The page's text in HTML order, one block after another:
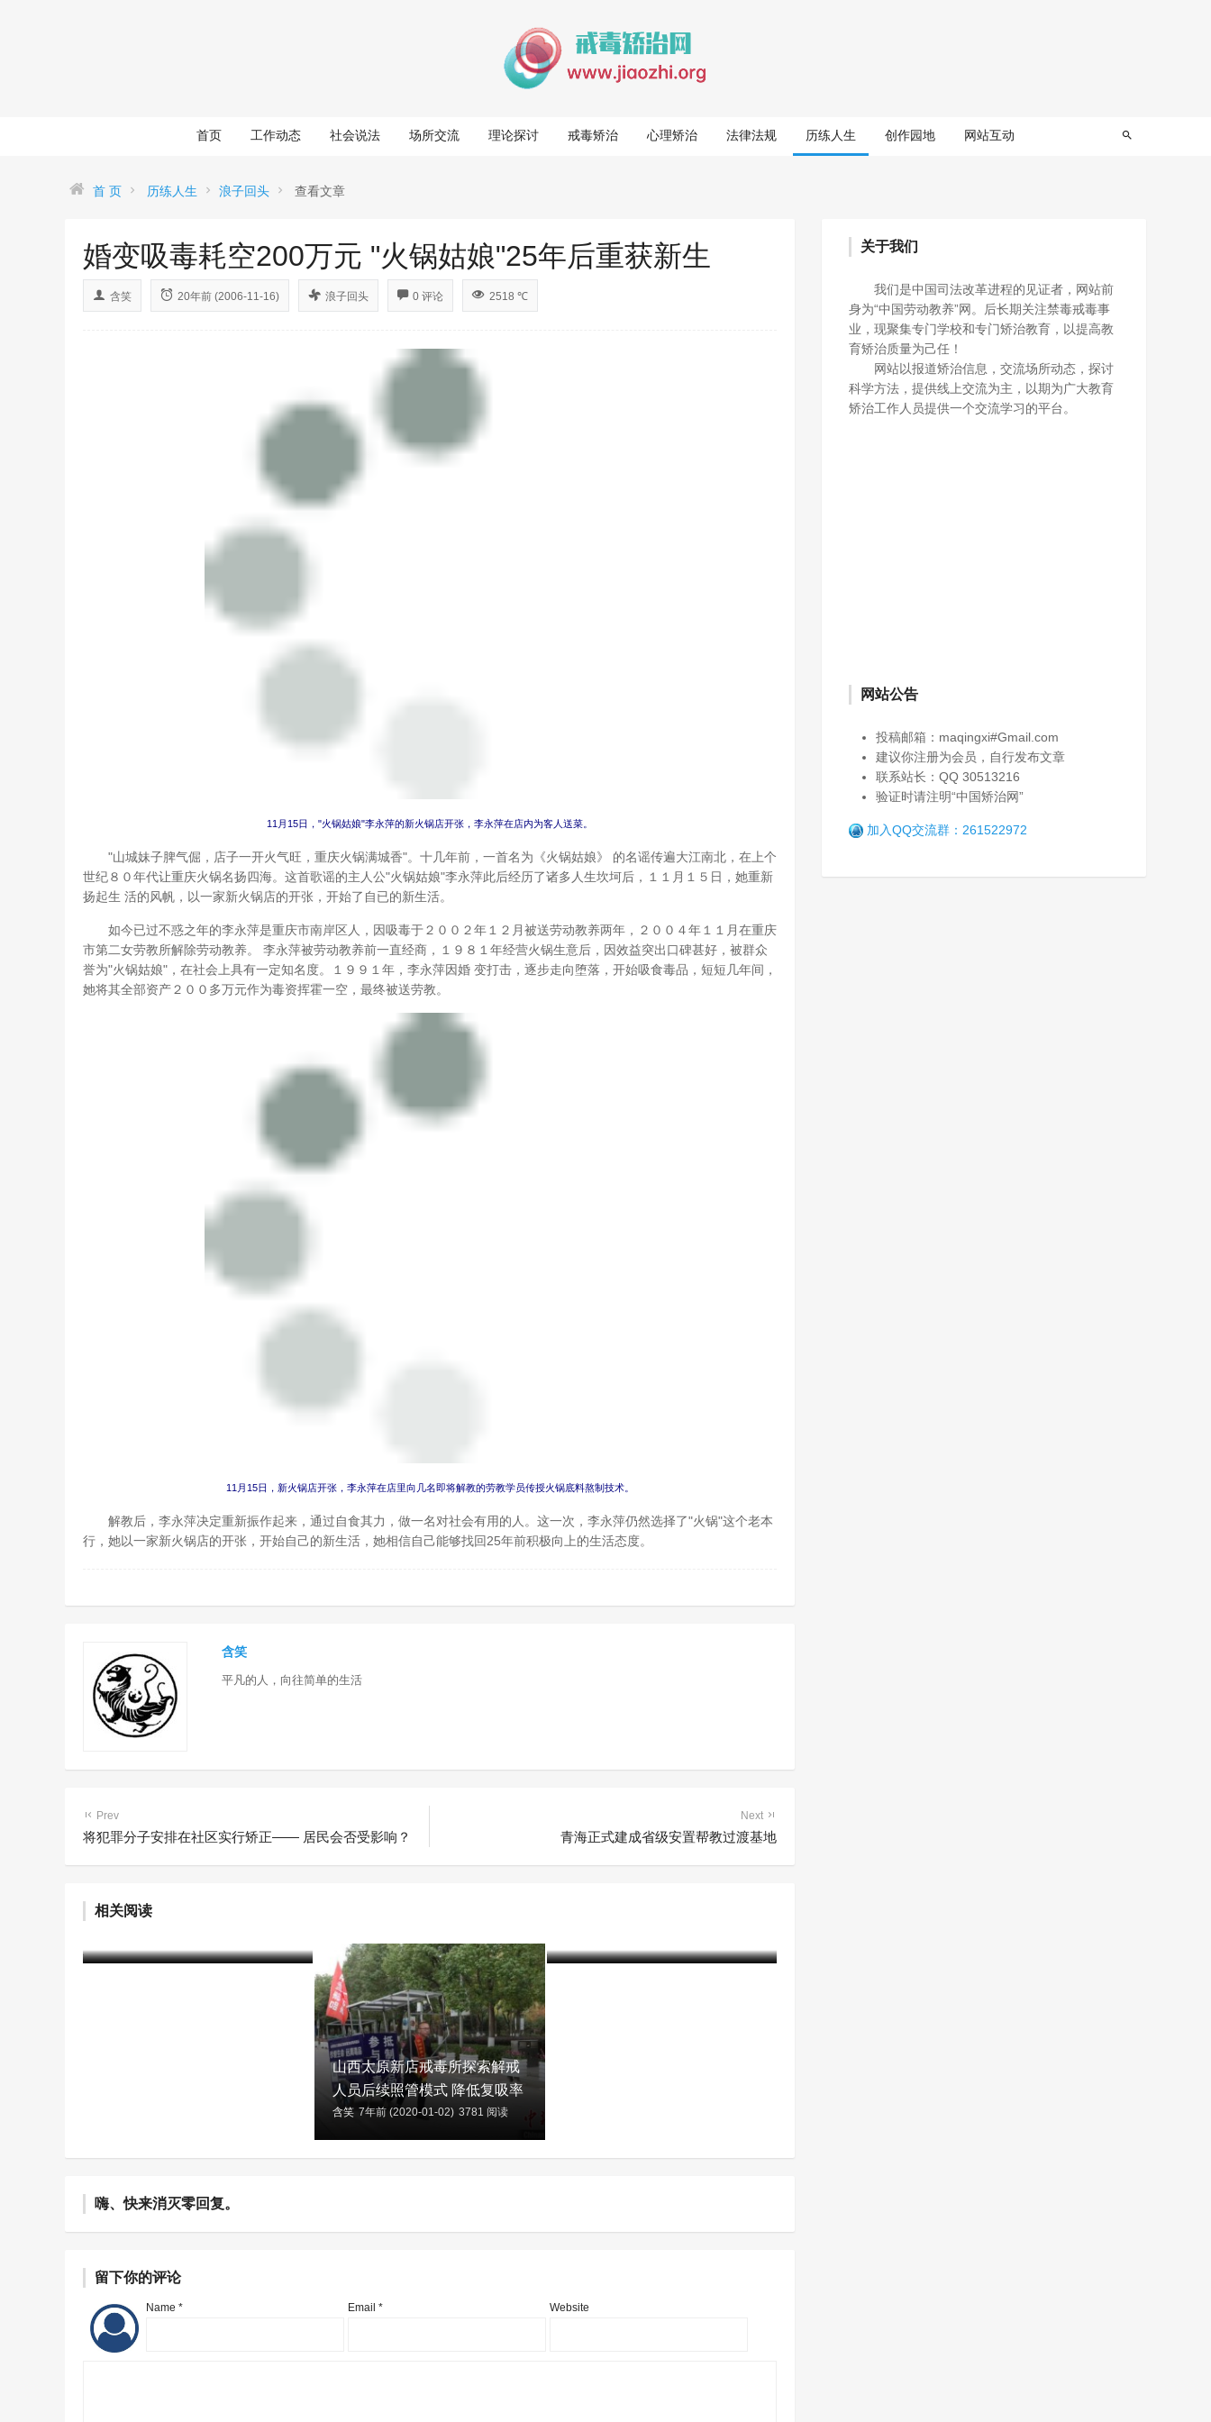
首页 工作动态 社会说法 场所交流 理论探讨 戒毒矫治 心理矫治 法律法规 历练人生 创作园地 网站互动
首 页 历练人生 浪子回头 查看文章
婚变吸毒耗空200万元 "火锅姑娘"25年后重获新生
含笑 20年前 (2006-11-16) 浪子回头 0 评论 2518 ℃
11月15日，"火锅姑娘"李永萍的新火锅店开张，李永萍在店内为客人送菜。
"山城妹子脾气倔，店子一开火气旺，重庆火锅满城香"。十几年前，一首名为《火锅姑娘》 的名谣传遍大江南北，在上个
世纪８０年代让重庆火锅名扬四海。这首歌谣的主人公"火锅姑娘"李永萍此后经历了诸多人生坎坷后，１１月１５日，她重新
扬起生 活的风帆，以一家新火锅店的开张，开始了自已的新生活。
如今已过不惑之年的李永萍是重庆市南岸区人，因吸毒于２００２年１２月被送劳动教养两年，２００４年１１月在重庆
市第二女劳教所解除劳动教养。 李永萍被劳动教养前一直经商，１９８１年经营火锅生意后，因效益突出口碑甚好，被群众
誉为"火锅姑娘"，在社会上具有一定知名度。１９９１年，李永萍因婚 变打击，逐步走向堕落，开始吸食毒品，短短几年间，
她将其全部资产２００多万元作为毒资挥霍一空，最终被送劳教。
11月15日，新火锅店开张，李永萍在店里向几名即将解教的劳教学员传授火锅底料熬制技术。
解教后，李永萍决定重新振作起来，通过自食其力，做一名对社会有用的人。这一次，李永萍仍然选择了"火锅"这个老本
行，她以一家新火锅店的开张，开始自己的新生活，她相信自己能够找回25年前积极向上的生活态度。
含笑
平凡的人，向往简单的生活
Prev
将犯罪分子安排在社区实行矫正—— 居民会否受影响？
Next
青海正式建成省级安置帮教过渡基地
相关阅读
成功开起网店
山西太原新店戒毒所探索解戒
人员后续照管模式 降低复吸率
含笑 7年前 (2020-01-02) 3781 阅读
嗨、快来消灭零回复。
留下你的评论
Name * Email * Website
关于我们
我们是中国司法改革进程的见证者，网站前
身为“中国劳动教养”网。后长期关注禁毒戒毒事
业，现聚集专门学校和专门矫治教育，以提高教
育矫治质量为己任！
网站以报道矫治信息，交流场所动态，探讨
科学方法，提供线上交流为主，以期为广大教育
矫治工作人员提供一个交流学习的平台。
网站公告
投稿邮箱：maqingxi#Gmail.com
建议你注册为会员，自行发布文章
联系站长：QQ 30513216
验证时请注明“中国矫治网”
加入QQ交流群：261522972